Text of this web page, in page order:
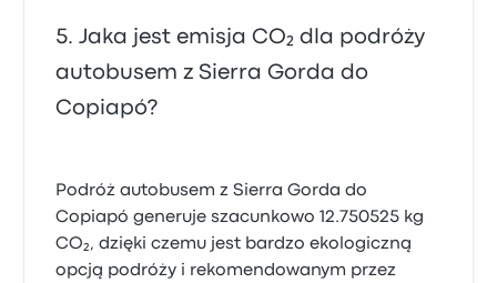
Jaka jest emisja CO₂ dla podróży
autobusem z Sierra Gorda do
Copiapó?
Podróż autobusem z Sierra Gorda do
Copiapó generuje szacunkowo 12.750525 kg
CO₂, dzięki czemu jest bardzo ekologiczną
opcją podróży i rekomendowanym przez